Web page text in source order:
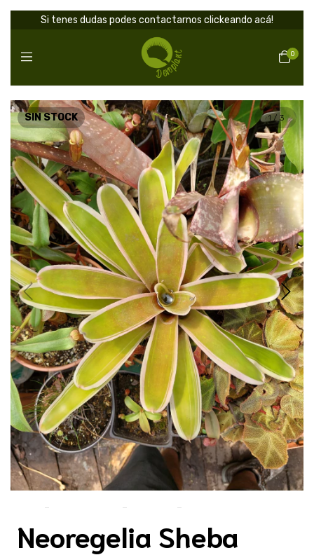
Si tenes dudas podes contactarnos clickeando acá!
0
SIN STOCK 1 / 3
Neoregelia Sheba